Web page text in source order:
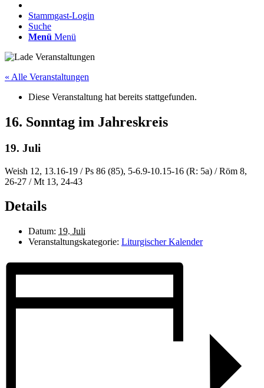
Stammgast-Login
Suche
Menü Menü
« Alle Veranstaltungen
Diese Veranstaltung hat bereits stattgefunden.
16. Sonntag im Jahreskreis
19. Juli
Weish 12, 13.16-19 / Ps 86 (85), 5-6.9-10.15-16 (R: 5a) / Röm 8,
26-27 / Mt 13, 24-43
Details
Datum: 19. Juli
Veranstaltungskategorie: Liturgischer Kalender